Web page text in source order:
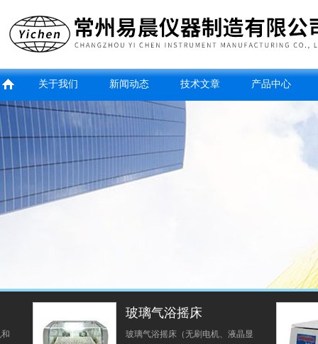
关于我们 新闻动态 技术文章 产品中心
玻璃气浴摇床
玻璃气浴摇床（无刷电机、液晶显